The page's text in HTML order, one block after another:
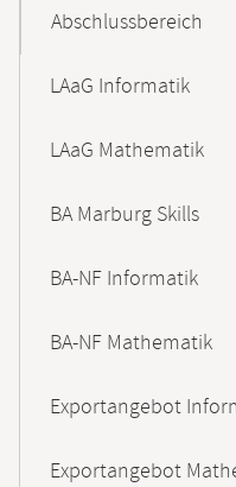
Abschlussbereich
LAaG Informatik
LAaG Mathematik
BA Marburg Skills
BA-NF Informatik
BA-NF Mathematik
Exportangebot
Exportangebot